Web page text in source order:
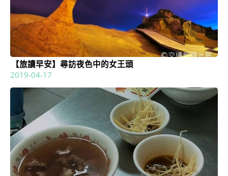
【旅讀早安】尋訪夜色中的女王頭
2019-04-17